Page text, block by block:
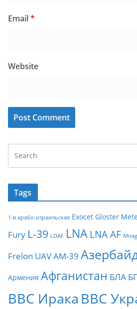
Email*
Website
Tags
1-я арабо-израильская Exocet Gloster
Fury L-39 LDAF LNA LNA AF
Frelon UAVАМ-39
Армения Афганистан БЛА
ВВС Ирака ВВС